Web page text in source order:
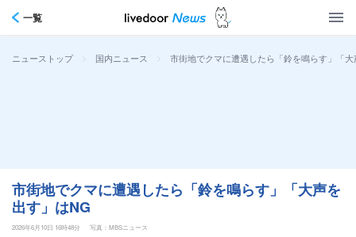
一覧
ニューストップ > 国内ニュース > 市街地でクマに遭遇したら「鈴を鳴らす」「
市街地でクマに遭遇したら「鈴を鳴らす」「大声を
出す」はNG
2026年6月10日 16時48分 写真：MBSニュース